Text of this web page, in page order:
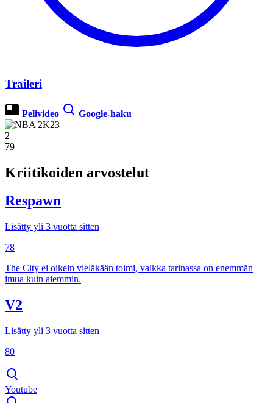
Traileri
Pelivideo Google-haku
2
79
Kriitikoiden arvostelut
Respawn
Lisätty yli 3 vuotta sitten
78
The City ei oikein vieläkään toimi, vaikka tarinassa on enemmän
imua kuin aiemmin.
V2
Lisätty yli 3 vuotta sitten
80
Youtube